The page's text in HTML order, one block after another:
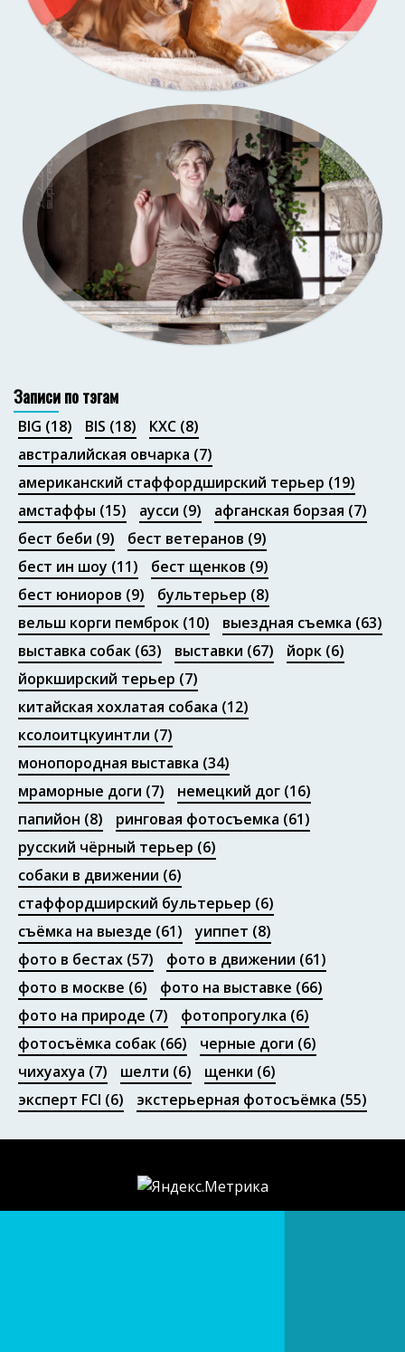
Портфолио — выставки собак
Портфолио
Записи по тэгам
BIG (18) BIS (18) КХС (8)
австралийская овчарка (7)
американский стаффордширский терьер (19)
амстаффы (15) аусси (9) афганская борзая (7)
бест беби (9) бест ветеранов (9)
бест ин шоу (11) бест щенков (9)
бест юниоров (9) бультерьер (8)
вельш корги пемброк (10) выездная съемка (63)
выставка собак (63) выставки (67) йорк (6)
йоркширский терьер (7)
китайская хохлатая собака (12)
ксолоитцкуинтли (7)
монопородная выставка (34)
мраморные доги (7) немецкий дог (16)
папийон (8) ринговая фотосъемка (61)
русский чёрный терьер (6)
собаки в движении (6)
стаффордширский бультерьер (6)
съёмка на выезде (61) уиппет (8)
фото в бестах (57) фото в движении (61)
фото в москве (6) фото на выставке (66)
фото на природе (7) фотопрогулка (6)
фотосъёмка собак (66) черные доги (6)
чихуахуа (7) шелти (6) щенки (6)
эксперт FCI (6) экстерьерная фотосъёмка (55)